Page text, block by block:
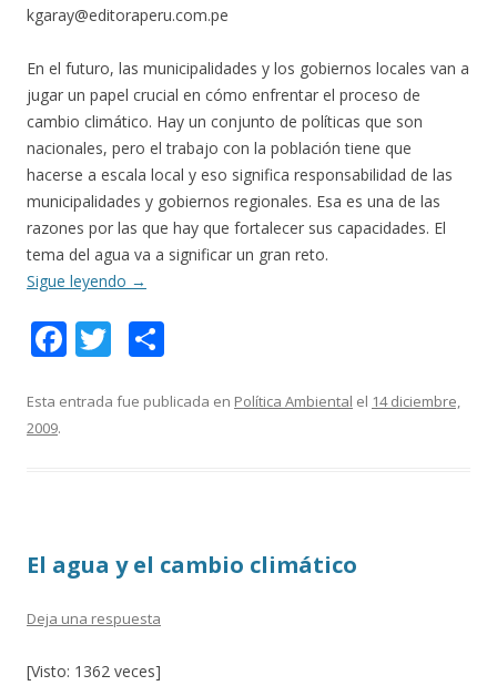
kgaray@editoraperu.com.pe
En el futuro, las municipalidades y los gobiernos locales van a
jugar un papel crucial en cómo enfrentar el proceso de
cambio climático. Hay un conjunto de políticas que son
nacionales, pero el trabajo con la población tiene que
hacerse a escala local y eso significa responsabilidad de las
municipalidades y gobiernos regionales. Esa es una de las
razones por las que hay que fortalecer sus capacidades. El
tema del agua va a significar un gran reto.
Sigue leyendo →
F
e
k
T
itt m
r
Esta entrada fue publicada en Política Ambiental el 14 diciembre,
2009.
El agua y el cambio climático
Deja una respuesta
[Visto: 1362 veces]